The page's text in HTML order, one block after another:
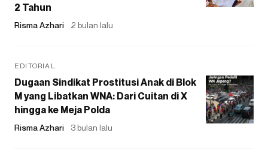
2 Tahun
Risma Azhari 2 bulan lalu
EDITORIAL
Dugaan Sindikat Prostitusi Anak di Blok
M yang Libatkan WNA: Dari Cuitan di X
hingga ke Meja Polda
Risma Azhari 3 bulan lalu